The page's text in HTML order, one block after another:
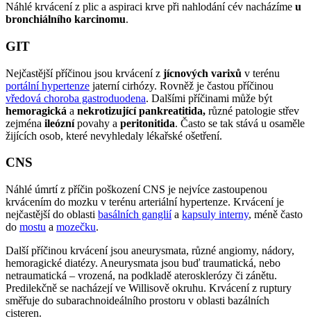
Náhlé krvácení z plic a aspiraci krve při nahlodání cév nacházíme u
bronchiálního karcinomu.
GIT
Nejčastější příčinou jsou krvácení z jícnových varixů v terénu
portální hypertenze jaterní cirhózy. Rovněž je častou příčinou
vředová choroba gastroduodena. Dalšími příčinami může být
hemoragická a nekrotizující pankreatitida, různé patologie střev
zejména ileóznípovahy a peritonitida. Často se tak stává u osaměle
žijících osob, které nevyhledaly lékařské ošetření.
CNS
Náhlé úmrtí z příčin poškození CNS je nejvíce zastoupenou
krvácením do mozku v terénu arteriální hypertenze. Krvácení je
nejčastější do oblasti basálních gangliía kapsuly interny, méně často
do mostu a mozečku.
Další příčinou krvácení jsou aneurysmata, různé angiomy, nádory,
hemoragické diatézy. Aneurysmata jsou buď traumatická, nebo
netraumatická – vrozená, na podkladě aterosklerózy či zánětu.
Predilekčně se nacházejí ve Willisově okruhu. Krvácení z ruptury
směřuje do subarachnoideálního prostoru v oblasti bazálních
cisteren.